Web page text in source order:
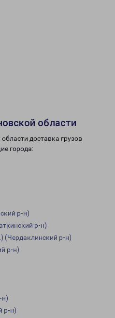
области
доставка грузов
города:
р-н)
р-н)
(Чердаклинский р-н)
р-н)
н)
р-н)